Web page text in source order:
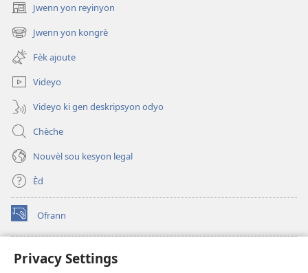
Privacy Settings
Jwenn yon reyinyon
(opens
new
window)
Jwenn yon kongrè
(opens
new
window)
Fèk ajoute
Videyo
Videyo ki gen deskripsyon odyo
Chèche
Nouvèl sou kesyon legal
Èd
Ofrann
(opens
new
Bibliyotèk sou Entènèt
(opens